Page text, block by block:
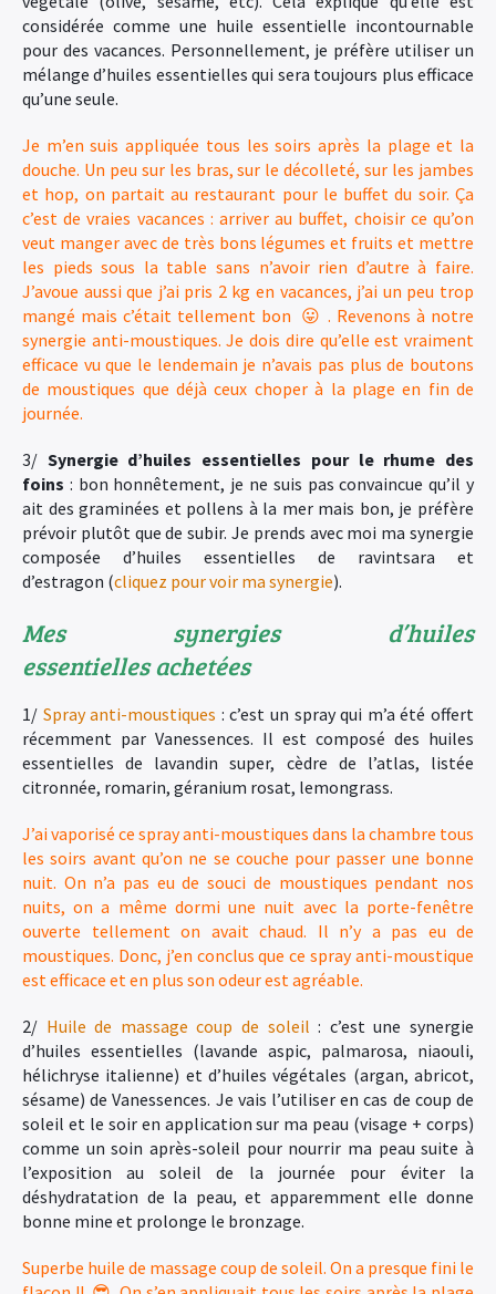
considérée comme une huile essentielle incontournable
pour des vacances. Personnellement, je préfère utiliser un
mélange d’huiles essentielles qui sera toujours plus efficace
qu’une seule.
Je m’en suis appliquée tous les soirs après la plage et la
douche. Un peu sur les bras, sur le décolleté, sur les jambes
et hop, on partait au restaurant pour le buffet du soir. Ça
c’est de vraies vacances : arriver au buffet, choisir ce qu’on
veut manger avec de très bons légumes et fruits et mettre
les pieds sous la table sans n’avoir rien d’autre à faire.
J’avoue aussi que j’ai pris 2 kg en vacances, j’ai un peu trop
mangé mais c’était tellement bon 😛 . Revenons à notre
synergie anti-moustiques. Je dois dire qu’elle est vraiment
efficace vu que le lendemain je n’avais pas plus de boutons
de moustiques que déjà ceux choper à la plage en fin de
journée.
3/ Synergie d’huiles essentielles pour le rhume des
foins : bon honnêtement, je ne suis pas convaincue qu’il y
ait des graminées et pollens à la mer mais bon, je préfère
prévoir plutôt que de subir. Je prends avec moi ma synergie
composée d’huiles essentielles de ravintsara et
d’estragon (cliquez pour voir ma synergie).
Mes synergies d’huiles
essentielles achetées
1/ Spray anti-moustiques : c’est un spray qui m’a été offert
récemment par Vanessences. Il est composé des huiles
essentielles de lavandin super, cèdre de l’atlas, listée
citronnée, romarin, géranium rosat, lemongrass.
J’ai vaporisé ce spray anti-moustiques dans la chambre tous
les soirs avant qu’on ne se couche pour passer une bonne
nuit. On n’a pas eu de souci de moustiques pendant nos
nuits, on a même dormi une nuit avec la porte-fenêtre
ouverte tellement on avait chaud. Il n’y a pas eu de
moustiques. Donc, j’en conclus que ce spray anti-moustique
est efficace et en plus son odeur est agréable.
2/ Huile de massage coup de soleil: c’est une synergie
d’huiles essentielles (lavande aspic, palmarosa, niaouli,
hélichryse italienne) et d’huiles végétales (argan, abricot,
sésame) de Vanessences. Je vais l’utiliser en cas de coup de
soleil et le soir en application sur ma peau (visage + corps)
comme un soin après-soleil pour nourrir ma peau suite à
l’exposition au soleil de la journée pour éviter la
déshydratation de la peau, et apparemment elle donne
bonne mine et prolonge le bronzage.
Superbe huile de massage coup de soleil. On a presque fini le